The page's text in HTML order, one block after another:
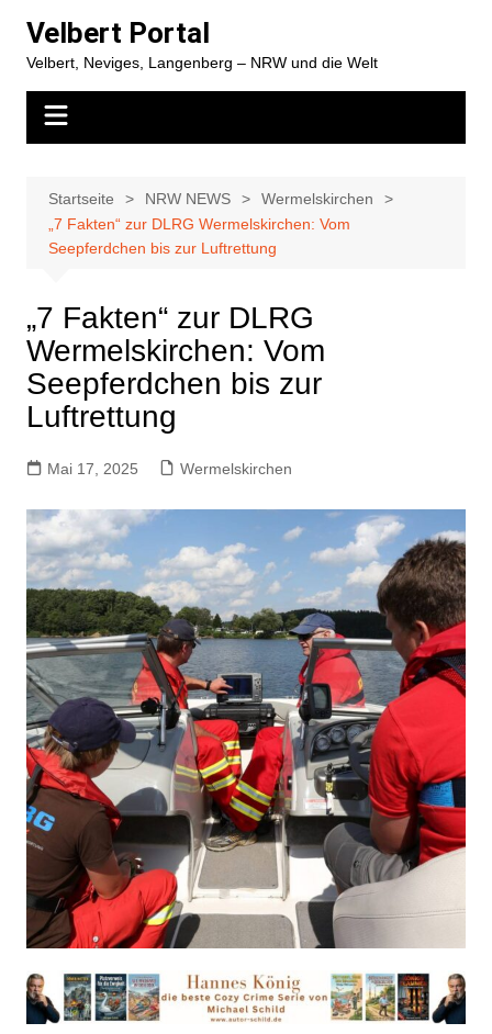
Inhalt
springen
Velbert Portal
Velbert, Neviges, Langenberg – NRW und die Welt
Startseite NRW NEWS
Wermelskirchen
„7 Fakten“ zur DLRG Wermelskirchen: Vom
Seepferdchen bis zur Luftrettung
„7 Fakten“ zur DLRG
Wermelskirchen: Vom
Seepferdchen bis zur
Luftrettung
Mai 17, 2025 Wermelskirchen